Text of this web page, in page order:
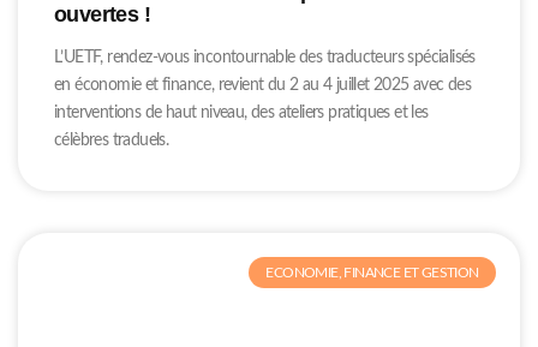
ouvertes !
L’UETF, rendez-vous incontournable des traducteurs spécialisés
en économie et finance, revient du 2 au 4 juillet 2025 avec des
interventions de haut niveau, des ateliers pratiques et les
célèbres traduels.
ECONOMIE, FINANCE ET GESTION